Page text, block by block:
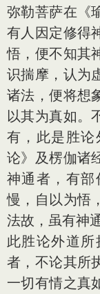
弥勒菩萨在《
有人因定修得
悟，便不知其
识揣摩，认为
诸法，便将想
以其为真如。
有，此是胜
论》及楞伽诸
神通者，有
慢，自以为悟
法故，虽有神
此胜论外道
者，不论其所
一切有情之真